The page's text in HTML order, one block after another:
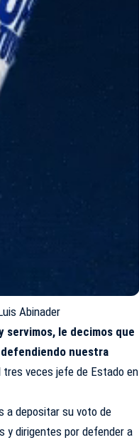
Abinader
servimos, le decimos que
defendiendo nuestra
tres veces jefe de Estado en
a depositar su voto de
y dirigentes por defender a